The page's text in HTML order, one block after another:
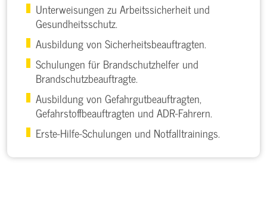
Unterweisungen zu Arbeitssicherheit und
Gesundheitsschutz.
Ausbildung von Sicherheitsbeauftragten.
Schulungen für Brandschutzhelfer und
Brandschutzbeauftragte.
Ausbildung von Gefahrgutbeauftragten,
Gefahrstoffbeauftragten und ADR-Fahrern.
Erste-Hilfe-Schulungen und Notfalltrainings.